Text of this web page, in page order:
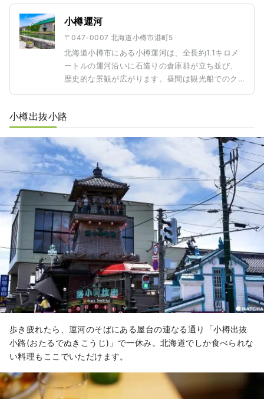
小樽運河
〒047-0007 北海道小樽市港町5
北海道小樽市にある小樽運河は、全長約1.1キロメ
ートルの運河沿いに石造りの倉庫群が立ち並び、
歴史的な景観が広がります。昼間は観光船でのク
季折々の風景が美しく、特に冬の雪景色は幻想的
です。卒業旅行で訪れれば、友人と共に写真撮影
や散策を楽しみ、特別な思い出を作ることができ
るでしょう。(Photo by AC)
小樽出抜小路
歩き疲れたら、運河のそばにある屋台の連なる通り「小樽出抜
小路(おたるでぬきこうじ)」で一休み。北海道でしか食べられな
い料理もここでいただけます。